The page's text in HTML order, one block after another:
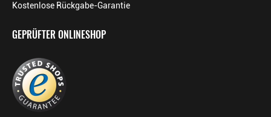
Kostenlose Rückgabe-Garantie
GEPRÜFTER ONLINESHOP